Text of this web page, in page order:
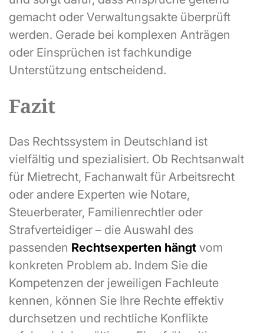
gemacht oder Verwaltungsakte überprüft
werden. Gerade bei komplexen Anträgen
oder Einsprüchen ist fachkundige
Unterstützung entscheidend.
Fazit
Das Rechtssystem in Deutschland ist
vielfältig und spezialisiert. Ob Rechtsanwalt
für Mietrecht, Fachanwalt für Arbeitsrecht
oder andere Experten wie Notare,
Steuerberater, Familienrechtler oder
Strafverteidiger – die Auswahl des
passenden Rechtsexperten hängt vom
konkreten Problem ab. Indem Sie die
Kompetenzen der jeweiligen Fachleute
kennen, können Sie Ihre Rechte effektiv
durchsetzen und rechtliche Konflikte